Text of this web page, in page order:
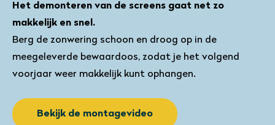
Het demonteren van de screens gaat net zo
makkelijk en snel.
Berg de zonwering schoon en droog op in de
meegeleverde bewaardoos, zodat je het volgend
voorjaar weer makkelijk kunt ophangen.
Bekijk de montagevideo